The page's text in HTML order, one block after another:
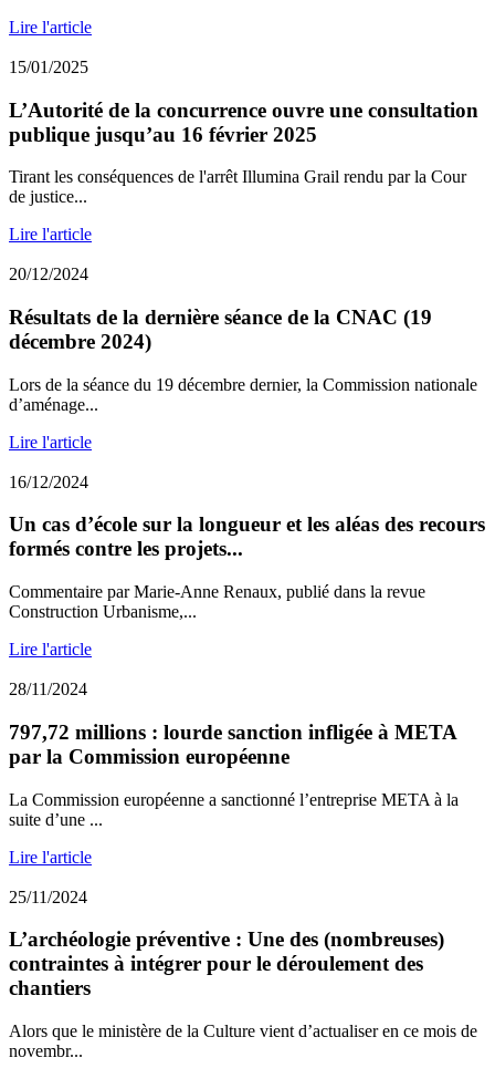
Lire l'article
15/01/2025
L’Autorité de la concurrence ouvre une consultation
publique jusqu’au 16 février 2025
Tirant les conséquences de l'arrêt Illumina Grail rendu par la Cour
de justice...
Lire l'article
20/12/2024
Résultats de la dernière séance de la CNAC (19
décembre 2024)
Lors de la séance du 19 décembre dernier, la Commission nationale
d’aménage...
Lire l'article
16/12/2024
Un cas d’école sur la longueur et les aléas des recours
formés contre les projets...
Commentaire par Marie-Anne Renaux, publié dans la revue
Construction Urbanisme,...
Lire l'article
28/11/2024
797,72 millions : lourde sanction infligée à META
par la Commission européenne
La Commission européenne a sanctionné l’entreprise META à la
suite d’une ...
Lire l'article
25/11/2024
L’archéologie préventive : Une des (nombreuses)
contraintes à intégrer pour le déroulement des
chantiers
Alors que le ministère de la Culture vient d’actualiser en ce mois de
novembr...